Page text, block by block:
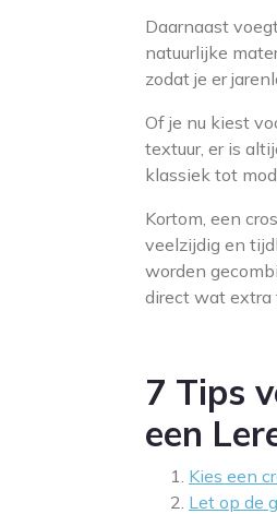
Daarnaast
natuurlijke
zodat je er
Of je nu kiest
textuur, er is
klassiek tot
Kortom, een
veelzijdig en
worden
direct wat extra
7 Tips
een
Kies een
Let op de